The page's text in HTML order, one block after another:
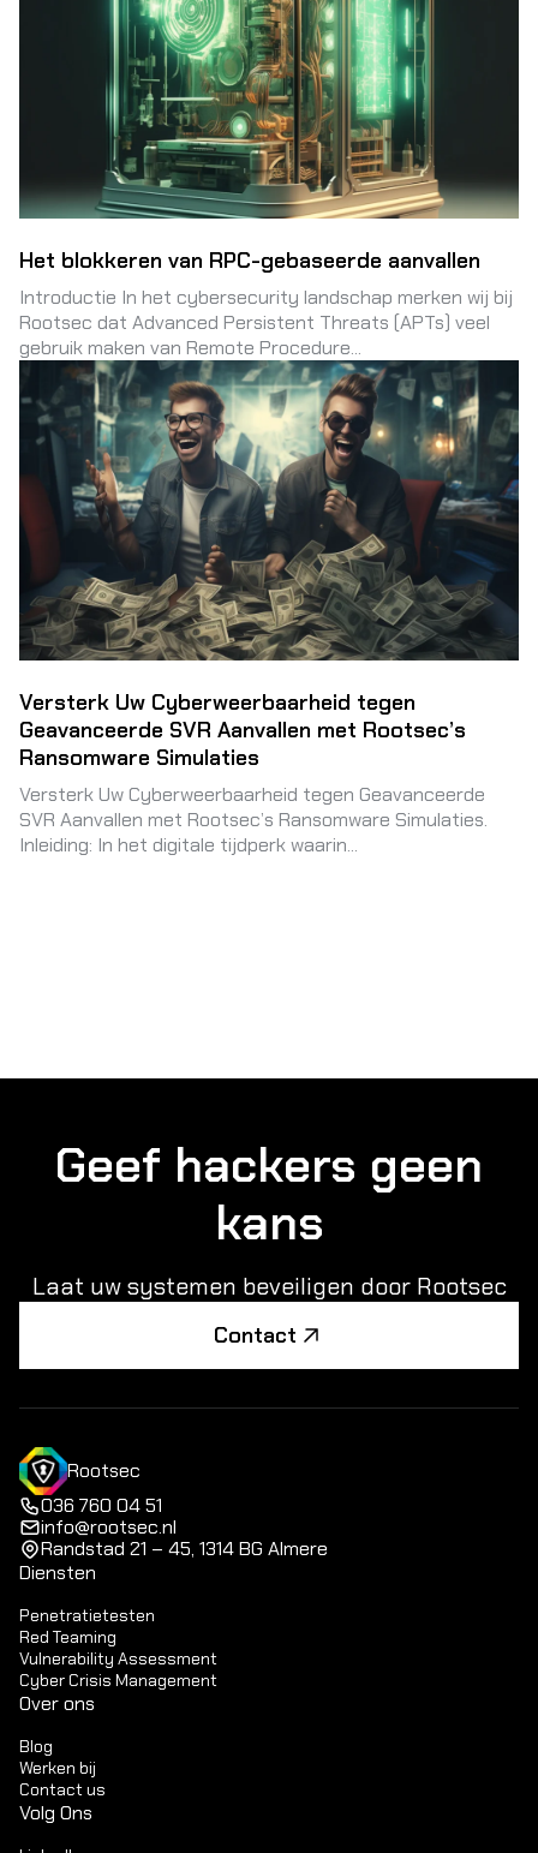
Het blokkeren van RPC-gebaseerde aanvallen
Introductie In het cybersecurity landschap merken wij bij
Rootsec dat Advanced Persistent Threats (APTs) veel
gebruik maken van Remote Procedure...
Versterk Uw Cyberweerbaarheid tegen
Geavanceerde SVR Aanvallen met Rootsec’s
Ransomware Simulaties
Versterk Uw Cyberweerbaarheid tegen Geavanceerde
SVR Aanvallen met Rootsec’s Ransomware Simulaties.
Inleiding: In het digitale tijdperk waarin...
Geef hackers geen
kans
Laat uw systemen beveiligen door Rootsec
Contact
Rootsec
036 760 04 51
info@rootsec.nl
Randstad 21 – 45, 1314 BG Almere
Diensten
Penetratietesten
Red Teaming
Vulnerability Assessment
Cyber Crisis Management
Over ons
Blog
Werken bij
Contact us
Volg Ons